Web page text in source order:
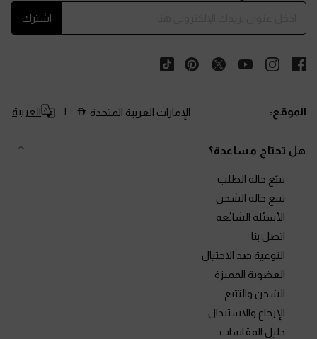
اشترك
الموقع: الإمارات العربية المتحدة العربية
هل تحتاج مساعدة؟
تتبّع حالة الطلب
تتبع حالة الشحن
الأسئلة الشائعة
اتصل بنا
التوعية ضد الاحتيال
العضوية المميزة
الشحن والتتبع
الإرجاع والاستبدال
دليل المقاسات